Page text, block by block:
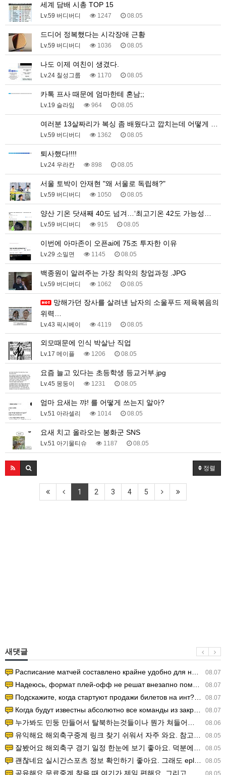
세계 담배 시총 TOP 15
Lv.59 버디버디 1247 08.05
드디어 정복했다는 시각장애 근황
Lv.59 버디버디 1036 08.05
나도 이제 여친이 생겼다.
Lv.24 칠성그룹 1170 08.05
카톡 프사 때문에 엄마한테 혼남;;
Lv.19 슬라임 964 08.05
여러분 13살짜리가 복싱 좀 배웠다고 깝치는데 어떻게 …
Lv.59 버디버디 1362 08.05
퇴사했다!!!!
Lv.24 우라칸 898 08.05
서울 토박이 안재현 "왜 서울로 독립해?"
Lv.59 버디버디 1050 08.05
양산 기온 닷새째 40도 넘겨…‘최고기온 42도 가능성…
Lv.59 버디버디 915 08.05
이번에 아마존이 오픈ai에 75조 투자한 이유
Lv.29 소밀면 1145 08.05
백종원이 알려주는 가장 최악의 창업과정 .JPG
Lv.59 버디버디 1062 08.05
위력…
Lv.43 픽시베이 4119 08.05
외모때문에 인식 박살난 직업
Lv.17 메이플 1206 08.05
요즘 늘고 있다는 초등학생 등교거부.jpg
Lv.45 몽둥이 1231 08.05
엄마 요새는 꺄! 를 어떻게 쓰는지 알아?
Lv.51 아라셀리 1014 08.05
요새 치고 올라오는 봉화군 SNS
Lv.51 아기물티슈 1187 08.05
정렬
1 2 3 4 5
새댓글
08.07
Расписание матчей составлено крайне удобно для нашего часово…
08.07
Надеюсь, формат плей-офф не решат внезапно поменять. https:/…
08.07
Подскажите, когда стартуют продажи билетов на инт? https://g…
08.07
Когда будут известны абсолютно все команды из закрытых квали…
08.06
누가봐도 민둥 만들어서 탈북하는것들이나 뭔가 쳐들어오는 낌새를 미리 알아차리기 위함이지 저걸 전쟁준비라고 하…
08.05
유익해요 해외축구중계 링크 찾기 쉬워서 자주 와요. 참고로 무료스포츠중계 정보 확인할 때 출처 꼭 체크해요.…
08.05
잘봤어요 해외축구 경기 일정 한눈에 보기 좋아요. 덕분에 epl중계 볼 때 공식 중계 채널 먼저 찾아봐요. …
08.05
괜찮네요 실시간스포츠 정보 확인하기 좋아요. 그래도 epl중계 볼 때 공식 중계 채널 먼저 찾아봐요. 북마크…
08.05
공유해요 무료중계 찾을 때 여기가 제일 편해요. 그리고 무료스포츠중계 정보 확인할 때 출처 꼭 체크해요. 앞…